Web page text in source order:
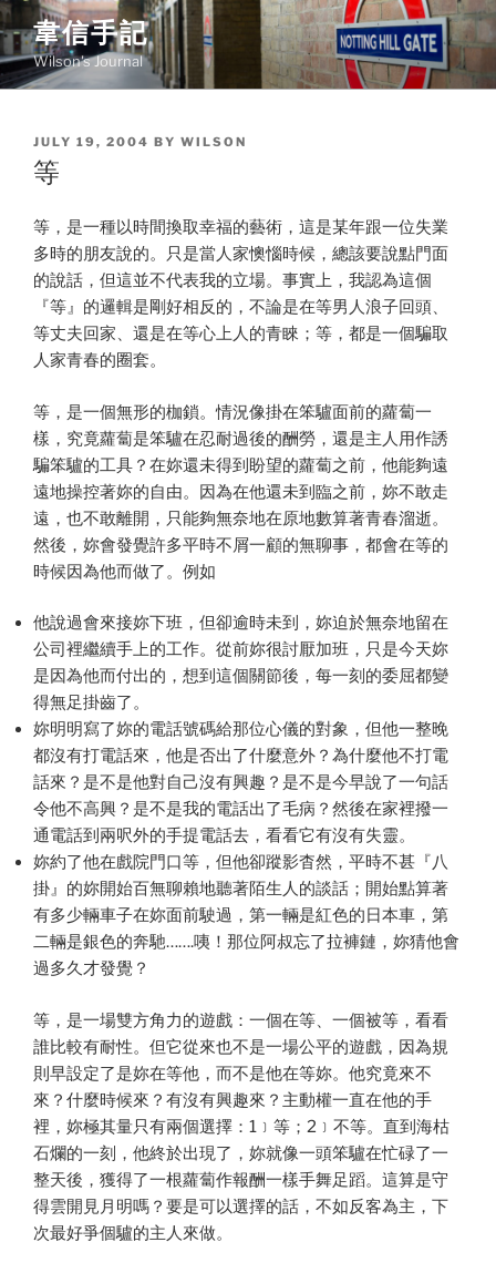
Skip
to
content
韋信手記
Wilson's Journal
POSTED
ON
JULY 19, 2004 BY WILSON
等
等，是一種以時間換取幸福的藝術，這是某年跟一位失業
多時的朋友說的。只是當人家懊惱時候，總該要說點門面
的說話，但這並不代表我的立場。事實上，我認為這個
『等』的邏輯是剛好相反的，不論是在等男人浪子回頭、
等丈夫回家、還是在等心上人的青睞；等，都是一個騙取
人家青春的圈套。
等，是一個無形的枷鎖。情況像掛在笨驢面前的蘿蔔一
樣，究竟蘿蔔是笨驢在忍耐過後的酬勞，還是主人用作誘
騙笨驢的工具？在妳還未得到盼望的蘿蔔之前，他能夠遠
遠地操控著妳的自由。因為在他還未到臨之前，妳不敢走
遠，也不敢離開，只能夠無奈地在原地數算著青春溜逝。
然後，妳會發覺許多平時不屑一顧的無聊事，都會在等的
時候因為他而做了。例如
他說過會來接妳下班，但卻逾時未到，妳迫於無奈地留在
公司裡繼續手上的工作。從前妳很討厭加班，只是今天妳
是因為他而付出的，想到這個關節後，每一刻的委屈都變
得無足掛齒了。
妳明明寫了妳的電話號碼給那位心儀的對象，但他一整晚
都沒有打電話來，他是否出了什麼意外？為什麼他不打電
話來？是不是他對自己沒有興趣？是不是今早說了一句話
令他不高興？是不是我的電話出了毛病？然後在家裡撥一
通電話到兩呎外的手提電話去，看看它有沒有失靈。
妳約了他在戲院門口等，但他卻蹤影杳然，平時不甚『八
掛』的妳開始百無聊賴地聽著陌生人的談話；開始點算著
有多少輛車子在妳面前駛過，第一輛是紅色的日本車，第
二輛是銀色的奔馳…….咦！那位阿叔忘了拉褲鏈，妳猜他會
過多久才發覺？
等，是一場雙方角力的遊戲：一個在等、一個被等，看看
誰比較有耐性。但它從來也不是一場公平的遊戲，因為規
則早設定了是妳在等他，而不是他在等妳。他究竟來不
來？什麼時候來？有沒有興趣來？主動權一直在他的手
裡，妳極其量只有兩個選擇：1﹞等；2﹞不等。直到海枯
石爛的一刻，他終於出現了，妳就像一頭笨驢在忙碌了一
整天後，獲得了一根蘿蔔作報酬一樣手舞足蹈。這算是守
得雲開見月明嗎？要是可以選擇的話，不如反客為主，下
次最好爭個驢的主人來做。